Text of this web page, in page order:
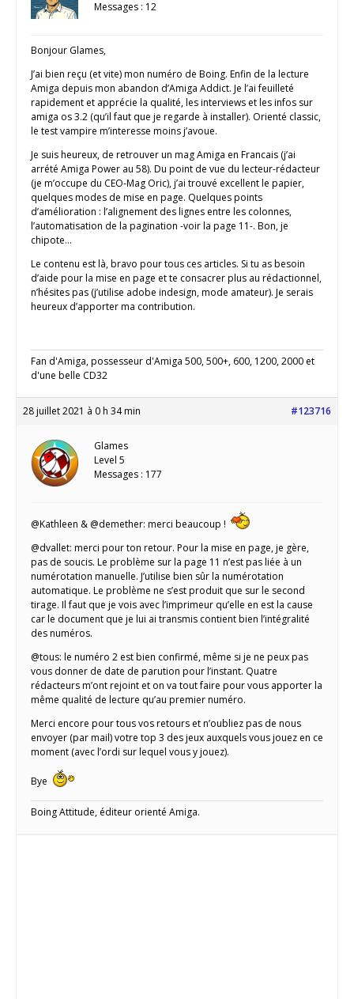
Messages : 12
Bonjour Glames,
J’ai bien reçu (et vite) mon numéro de Boing. Enfin de la lecture
Amiga depuis mon abandon d’Amiga Addict. Je l’ai feuilleté
rapidement et apprécie la qualité, les interviews et les infos sur
amiga os 3.2 (qu’il faut que je regarde à installer). Orienté classic,
le test vampire m’interesse moins j’avoue.
Je suis heureux, de retrouver un mag Amiga en Francais (j’ai
arrété Amiga Power au 58). Du point de vue du lecteur-rédacteur
(je m’occupe du CEO-Mag Oric), j’ai trouvé excellent le papier,
quelques modes de mise en page. Quelques points
d’amélioration : l’alignement des lignes entre les colonnes,
l’automatisation de la pagination -voir la page 11-. Bon, je
chipote…
Le contenu est là, bravo pour tous ces articles. Si tu as besoin
d’aide pour la mise en page et te consacrer plus au rédactionnel,
n’hésites pas (j’utilise adobe indesign, mode amateur). Je serais
heureux d’apporter ma contribution.
Fan d'Amiga, possesseur d'Amiga 500, 500+, 600, 1200, 2000 et
d'une belle CD32
28 juillet 2021 à 0 h 34 min #123716
Glames
Level 5
Messages : 177
@Kathleen & @demether: merci beaucoup !
@dvallet: merci pour ton retour. Pour la mise en page, je gère,
pas de soucis. Le problème sur la page 11 n’est pas liée à un
numérotation manuelle. J’utilise bien sûr la numérotation
automatique. Le problème ne s’est produit que sur le second
tirage. Il faut que je vois avec l’imprimeur qu’elle en est la cause
car le document que je lui ai transmis contient bien l’intégralité
des numéros.
@tous: le numéro 2 est bien confirmé, même si je ne peux pas
vous donner de date de parution pour l’instant. Quatre
rédacteurs m’ont rejoint et on va tout faire pour vous apporter la
même qualité de lecture qu’au premier numéro.
Merci encore pour tous vos retours et n’oubliez pas de nous
envoyer (par mail) votre top 3 des jeux auxquels vous jouez en ce
moment (avec l’ordi sur lequel vous y jouez).
Bye
Boing Attitude, éditeur orienté Amiga.